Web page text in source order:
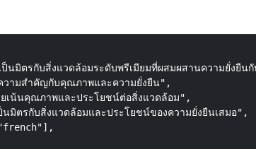
นมิตรกับสิ่งแวดล้อมระดับพรีเมียมที่ผสมผสานความยั่งยืนกั
วามสำคัญกับคุณภาพและความยั่งยืน",
ยเน้นคุณภาพและประโยชน์ต่อสิ่งแวดล้อม",
นมิตรกับสิ่งแวดล้อมและประโยชน์ของความยั่งยืนเสมอ",